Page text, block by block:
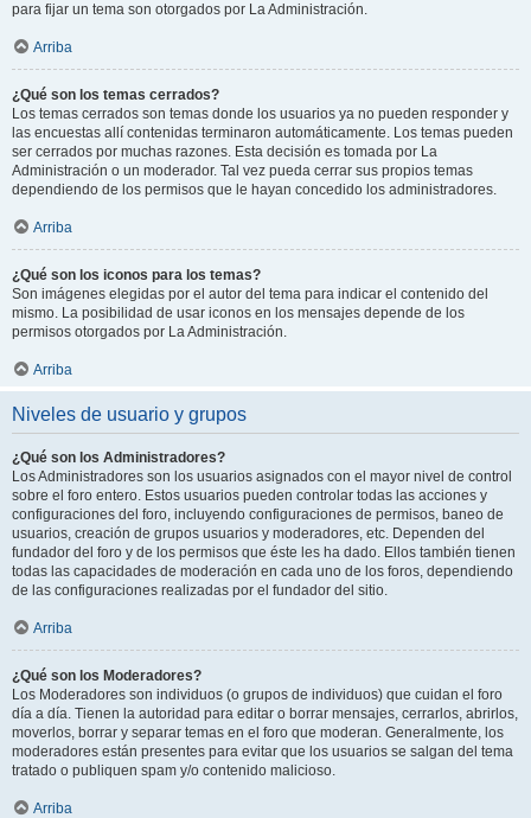
para fijar un tema son otorgados por La Administración.
Arriba
¿Qué son los temas cerrados?
Los temas cerrados son temas donde los usuarios ya no pueden responder y
las encuestas allí contenidas terminaron automáticamente. Los temas pueden
ser cerrados por muchas razones. Esta decisión es tomada por La
Administración o un moderador. Tal vez pueda cerrar sus propios temas
dependiendo de los permisos que le hayan concedido los administradores.
Arriba
¿Qué son los iconos para los temas?
Son imágenes elegidas por el autor del tema para indicar el contenido del
mismo. La posibilidad de usar iconos en los mensajes depende de los
permisos otorgados por La Administración.
Arriba
Niveles de usuario y grupos
¿Qué son los Administradores?
Los Administradores son los usuarios asignados con el mayor nivel de control
sobre el foro entero. Estos usuarios pueden controlar todas las acciones y
configuraciones del foro, incluyendo configuraciones de permisos, baneo de
usuarios, creación de grupos usuarios y moderadores, etc. Dependen del
fundador del foro y de los permisos que éste les ha dado. Ellos también tienen
todas las capacidades de moderación en cada uno de los foros, dependiendo
de las configuraciones realizadas por el fundador del sitio.
Arriba
¿Qué son los Moderadores?
Los Moderadores son individuos (o grupos de individuos) que cuidan el foro
día a día. Tienen la autoridad para editar o borrar mensajes, cerrarlos, abrirlos,
moverlos, borrar y separar temas en el foro que moderan. Generalmente, los
moderadores están presentes para evitar que los usuarios se salgan del tema
tratado o publiquen spam y/o contenido malicioso.
Arriba